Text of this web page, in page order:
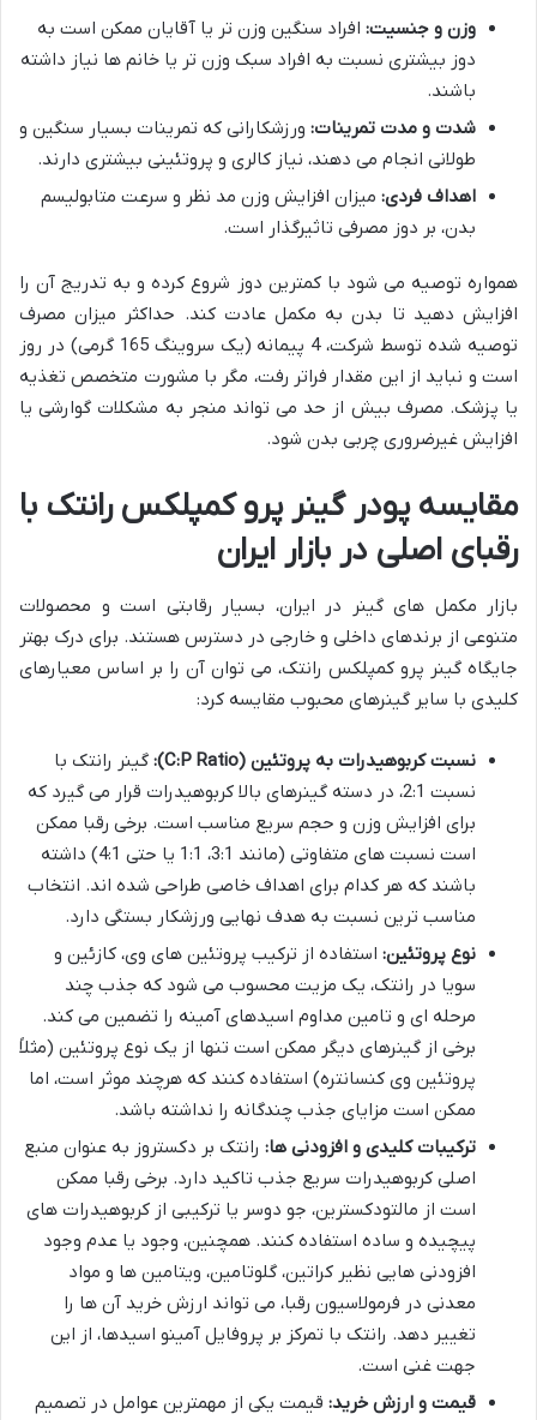
وزن و جنسیت: افراد سنگین وزن تر یا آقایان ممکن است به
دوز بیشتری نسبت به افراد سبک وزن تر یا خانم ها نیاز داشته
باشند.
شدت و مدت تمرینات: ورزشکارانی که تمرینات بسیار سنگین و
طولانی انجام می دهند، نیاز کالری و پروتئینی بیشتری دارند.
اهداف فردی: میزان افزایش وزن مد نظر و سرعت متابولیسم
بدن، بر دوز مصرفی تاثیرگذار است.
همواره توصیه می شود با کمترین دوز شروع کرده و به تدریج آن را
افزایش دهید تا بدن به مکمل عادت کند. حداکثر میزان مصرف
توصیه شده توسط شرکت، 4 پیمانه (یک سروینگ 165 گرمی) در روز
است و نباید از این مقدار فراتر رفت، مگر با مشورت متخصص تغذیه
یا پزشک. مصرف بیش از حد می تواند منجر به مشکلات گوارشی یا
افزایش غیرضروری چربی بدن شود.
مقایسه پودر گینر پرو کمپلکس رانتک با
رقبای اصلی در بازار ایران
بازار مکمل های گینر در ایران، بسیار رقابتی است و محصولات
متنوعی از برندهای داخلی و خارجی در دسترس هستند. برای درک بهتر
جایگاه گینر پرو کمپلکس رانتک، می توان آن را بر اساس معیارهای
کلیدی با سایر گینرهای محبوب مقایسه کرد:
نسبت کربوهیدرات به پروتئین (C:P Ratio):
گینر رانتک با
نسبت 2:1، در دسته گینرهای بالا کربوهیدرات قرار می گیرد که
برای افزایش وزن و حجم سریع مناسب است. برخی رقبا ممکن
است نسبت های متفاوتی (مانند 3:1، 1:1 یا حتی 4:1) داشته
باشند که هر کدام برای اهداف خاصی طراحی شده اند. انتخاب
مناسب ترین نسبت به هدف نهایی ورزشکار بستگی دارد.
نوع پروتئین: استفاده از ترکیب پروتئین های وی، کازئین و
سویا در رانتک، یک مزیت محسوب می شود که جذب چند
مرحله ای و تامین مداوم اسیدهای آمینه را تضمین می کند.
برخی از گینرهای دیگر ممکن است تنها از یک نوع پروتئین (مثلاً
پروتئین وی کنسانتره) استفاده کنند که هرچند موثر است، اما
ممکن است مزایای جذب چندگانه را نداشته باشد.
ترکیبات کلیدی و افزودنی ها: رانتک بر دکستروز به عنوان منبع
اصلی کربوهیدرات سریع جذب تاکید دارد. برخی رقبا ممکن
است از مالتودکسترین، جو دوسر یا ترکیبی از کربوهیدرات های
پیچیده و ساده استفاده کنند. همچنین، وجود یا عدم وجود
افزودنی هایی نظیر کراتین، گلوتامین، ویتامین ها و مواد
معدنی در فرمولاسیون رقبا، می تواند ارزش خرید آن ها را
تغییر دهد. رانتک با تمرکز بر پروفایل آمینو اسیدها، از این
جهت غنی است.
قیمت و ارزش خرید: قیمت یکی از مهمترین عوامل در تصمیم